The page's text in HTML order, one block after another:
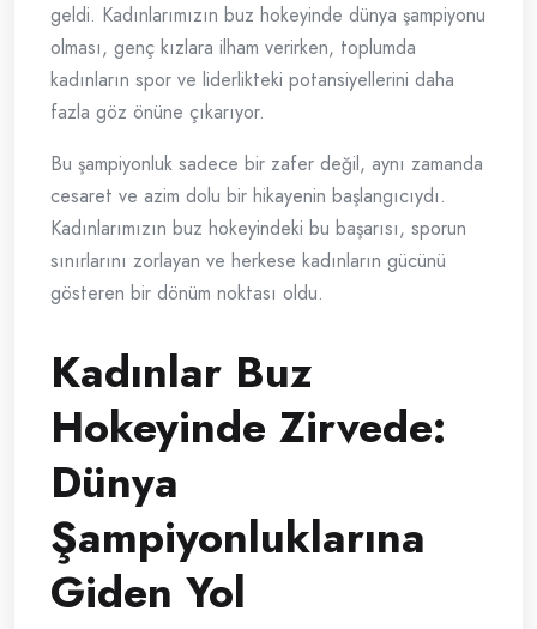
geldi. Kadınlarımızın buz hokeyinde dünya şampiyonu
olması, genç kızlara ilham verirken, toplumda
kadınların spor ve liderlikteki potansiyellerini daha
fazla göz önüne çıkarıyor.
Bu şampiyonluk sadece bir zafer değil, aynı zamanda
cesaret ve azim dolu bir hikayenin başlangıcıydı.
Kadınlarımızın buz hokeyindeki bu başarısı, sporun
sınırlarını zorlayan ve herkese kadınların gücünü
gösteren bir dönüm noktası oldu.
Kadınlar Buz
Hokeyinde Zirvede:
Dünya
Şampiyonluklarına
Giden Yol